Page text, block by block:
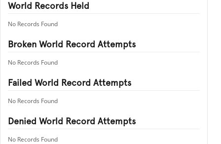
World Records Held
No Records Found
Broken World Record Attempts
No Records Found
Failed World Record Attempts
No Records Found
Denied World Record Attempts
No Records Found